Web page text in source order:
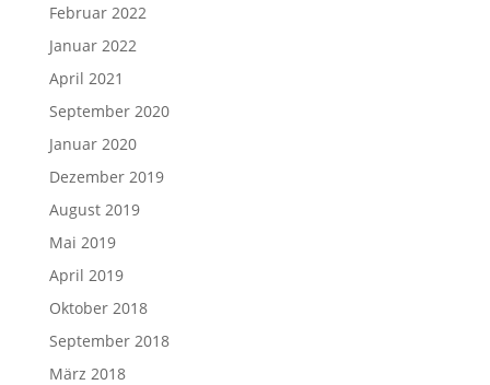
Februar 2022
Januar 2022
April 2021
September 2020
Januar 2020
Dezember 2019
August 2019
Mai 2019
April 2019
Oktober 2018
September 2018
März 2018